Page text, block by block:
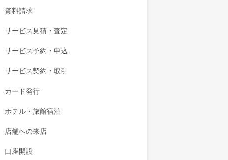
資料請求
サービス見積・査定
サービス予約・申込
サービス契約・取引
カード発行
ホテル・旅館宿泊
店舗への来店
口座開設